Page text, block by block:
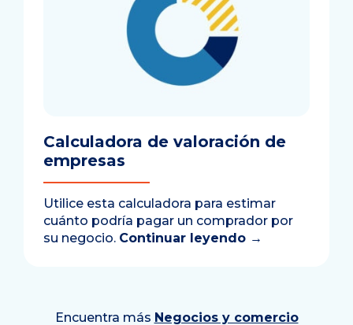
Calculadora de valoración de
empresas
Utilice esta calculadora para estimar
cuánto podría pagar un comprador por
su negocio. Continuar leyendo →
Encuentra más Negocios y comercio